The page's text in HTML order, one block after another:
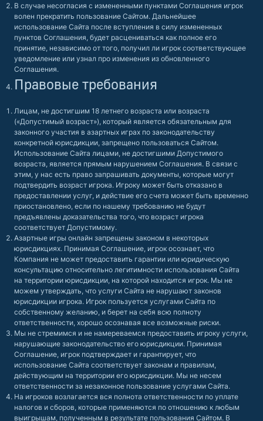
В случае несогласия c измененными пунктами Соглашения игрок
волен прекратить пользование Сайтом. Дальнейшее
использование Сайта после вступления в силу измененных
пунктов Соглашения, будет расцениваться как полное его
принятие, независимо от того, получил ли игрок соответствующее
уведомление или узнал про изменения из обновленного
Соглашения.
Правовые требования
Лицам, не достигшим 18 летнего возраста или возраста
(«Допустимый возраст»), который является обязательным для
законного участия в азартных играх по законодательству
конкретной юрисдикции, запрещено пользоваться Сайтом.
Использование Сайта лицами, не достигшими Допустимого
возраста, является прямым нарушением Соглашения. В связи с
этим, у нас есть право запрашивать документы, которые могут
подтвердить возраст игрока. Игроку может быть отказано в
предоставлении услуг, и действие его счета может быть временно
приостановлено, если по нашему требованию не будут
предъявлены доказательства того, что возраст игрока
соответствует Допустимому.
Азартные игры онлайн запрещены законом в некоторых
юрисдикциях. Принимая Соглашение, игрок осознает, что
Компания не может предоставить гарантии или юридическую
консультацию относительно легитимности использования Сайта
на территории юрисдикции, на которой находится игрок. Мы не
можем утверждать, что услуги Сайта не нарушают законов
юрисдикции игрока. Игрок пользуется услугами Сайта по
собственному желанию, и берет на себя всю полноту
ответственности, хорошо осознавая все возможные риски.
Мы не стремимся и не намереваемся предоставить игроку услуги,
нарушающие законодательство его юрисдикции. Принимая
Соглашение, игрок подтверждает и гарантирует, что
использование Сайта соответствует законам и правилам,
действующим на территории его юрисдикции. Мы не несем
ответственности за незаконное пользование услугами Сайта.
На игроков возлагается вся полнота ответственности по уплате
налогов и сборов, которые применяются по отношению к любым
выигрышам, полученным в результате пользования Сайтом. В